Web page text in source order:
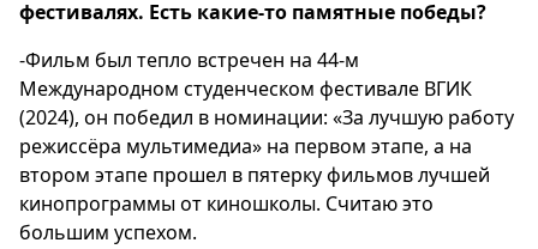
фестивалях. Есть какие-то памятные победы?
-Фильм был тепло встречен на 44-м
Международном студенческом фестивале ВГИК
(2024), он победил в номинации: «За лучшую работу
режиссёра мультимедиа» на первом этапе, а на
втором этапе прошел в пятерку фильмов лучшей
кинопрограммы от киношколы. Считаю это
большим успехом.